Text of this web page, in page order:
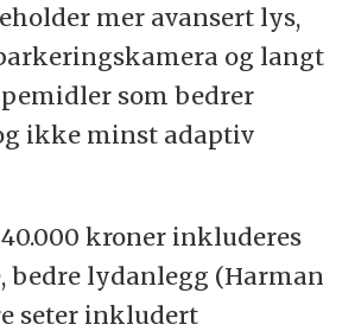
mer avansert lys,
og langt
som bedrer
ikke minst adaptiv
kroner inkluderes
bedre lydanlegg (Harman
seter inkludert